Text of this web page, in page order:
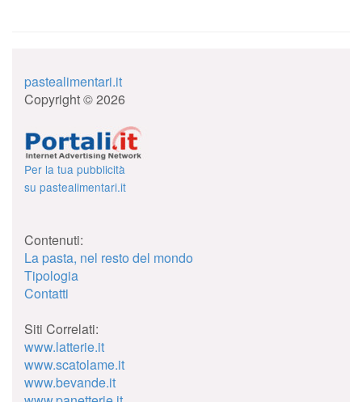
pastealimentari.it
Copyright © 2026
Per la tua pubblicità
su pastealimentari.it
Contenuti:
La pasta, nel resto del mondo
Tipologia
Contatti
Siti Correlati:
www.latterie.it
www.scatolame.it
www.bevande.it